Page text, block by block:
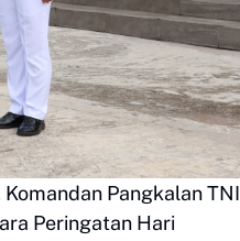
Pangkalan TNI
Peringatan Hari